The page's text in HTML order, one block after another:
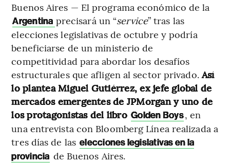
Buenos Aires — El programa económico de la
Argentina precisará un “service” tras las
elecciones legislativas de octubre y podría
beneficiarse de un ministerio de
competitividad para abordar los desafíos
estructurales que afligen al sector privado.Así
lo plantea Miguel Gutiérrez, ex jefe global de
mercados emergentes de JPMorgan y uno de
los protagonistas del libro Golden Boys, en
una entrevista con Bloomberg Línea realizada a
tres días de las elecciones legislativas en la
provincia de Buenos Aires.